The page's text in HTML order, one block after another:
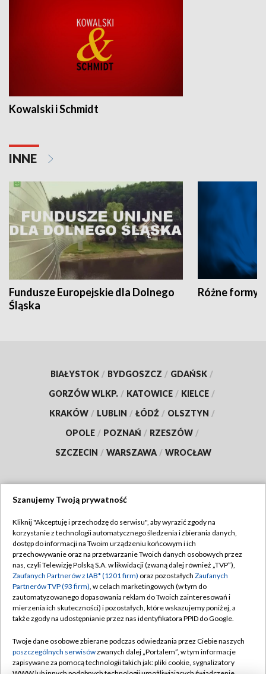
Kowalski i Schmidt
INNE
Fundusze Europejskie dla Dolnego
Śląska
Różne formy
BIAŁYSTOK / BYDGOSZCZ / GDAŃSK /
GORZÓW WLKP. / KATOWICE / KIELCE /
KRAKÓW / LUBLIN / ŁÓDŹ / OLSZTYN /
OPOLE / POZNAŃ / RZESZÓW /
SZCZECIN / WARSZAWA / WROCŁAW
TVP
Abonament TVP
Emisja w TVP
Centrum informacji TVP
Naziemna Telewizja Cyfrowa
Rada Programowa
System NOS
Regulamin TVP
Polityka prywatności
Moje zgody
Pomoc
Kontakt
Szanujemy Twoją prywatność
Kliknij "Akceptuję i przechodzę do serwisu", aby wyrazić zgody na
korzystanie z technologii automatycznego śledzenia i zbierania danych,
dostęp do informacji na Twoim urządzeniu końcowym i ich
przechowywanie oraz na przetwarzanie Twoich danych osobowych przez
nas, czyli Telewizję Polską S.A. w likwidacji (zwaną dalej również „TVP”),
Zaufanych Partnerów z IAB* (1201 firm) oraz pozostałych Zaufanych
Partnerów TVP (93 firm), w celach marketingowych (w tym do
zautomatyzowanego dopasowania reklam do Twoich zainteresowań i
mierzenia ich skuteczności) i pozostałych, które wskazujemy poniżej, a
także zgody na udostępnianie przez nas identyfikatora PPID do Google.
Twoje dane osobowe zbierane podczas odwiedzania przez Ciebie naszych
poszczególnych serwisówzwanych dalej „Portalem”, w tym informacje
zapisywane za pomocą technologii takich jak: pliki cookie, sygnalizatory